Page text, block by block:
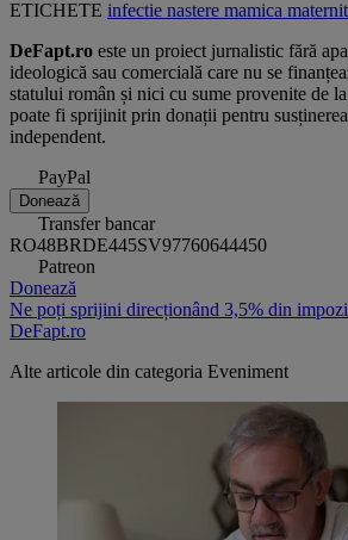
ETICHETE infectie nastere mamica
DeFapt.ro este un proiect jurnalistic fără
ideologică sau comercială care nu se
statului român și nici cu sume provenite de
poate fi sprijinit prin donații pentru
independent.
PayPal
Donează
Transfer bancar
RO48BRDE445SV97760644450
Patreon
Donează
Ne poți sprijini direcționând 3,5% din
DeFapt.ro
Alte articole din categoria Eveniment